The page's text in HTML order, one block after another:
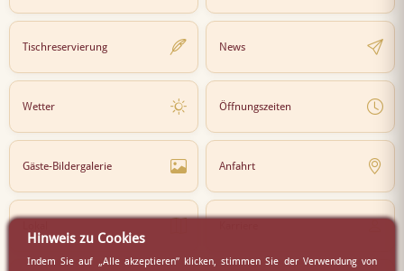
Tischreservierung News
Wetter Öffnungszeiten
Gäste-Bildergalerie Anfahrt
Hinweis zu Cookies
Indem Sie auf „Alle akzeptieren” klicken, stimmen Sie der Verwendung von